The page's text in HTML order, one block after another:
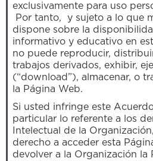
exclusivamente para uso
Por tanto, y sujeto a lo que
dispone sobre la
informativo y educativo en
no puede reproducir,
trabajos derivados, exhibir,
(“download”), almacenar, o
la Página Web.
Si usted infringe este
particular lo referente a los
Intelectual de la
derecho a acceder esta
devolver a la Organización la